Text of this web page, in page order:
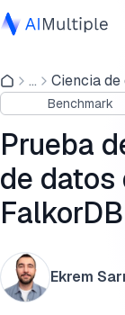
IA agencial
Ciberseguridad
Datos
Software
Servicios
... Ciencia de
Benchmark
Prueba
de datos
Ekrem Sarı
Hallazgos clave
Arquitecturas
Metodología de
grafos
Limitaciones
Conclusión